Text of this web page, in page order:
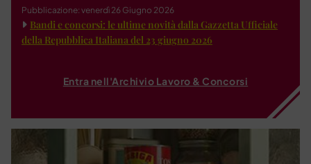
Pubblicazione: venerdì 26 Giugno 2026
Bandi e concorsi: le ultime novità dalla Gazzetta Ufficiale
della Repubblica Italiana del 23 giugno 2026
Entra nell'Archivio Lavoro & Concorsi